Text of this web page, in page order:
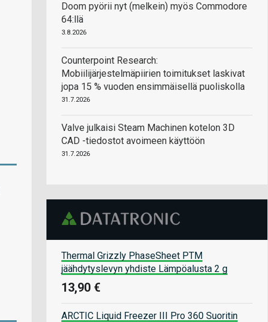
Doom pyörii nyt (melkein) myös Commodore
64:llä
3.8.2026
Counterpoint Research:
Mobiilijärjestelmäpiirien toimitukset laskivat
jopa 15 % vuoden ensimmäisellä puoliskolla
31.7.2026
Valve julkaisi Steam Machinen kotelon 3D
CAD -tiedostot avoimeen käyttöön
31.7.2026
Thermal Grizzly PhaseSheet PTM
jäähdytyslevyn yhdiste Lämpöalusta 2 g
13,90 €
ARCTIC Liquid Freezer III Pro 360 Suoritin